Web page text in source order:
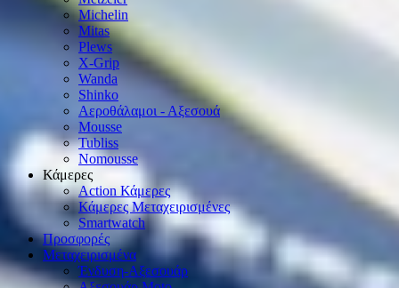
Michelin
Mitas
Plews
X-Grip
Wanda
Shinko
Αεροθάλαμοι - Αξεσουά
Mousse
Tubliss
Nomousse
Κάμερες
Action Κάμερες
Κάμερες Μεταχειρισμένες
Smartwatch
Προσφορές
Μεταχειρισμένα
Ένδυση-Αξεσουάρ